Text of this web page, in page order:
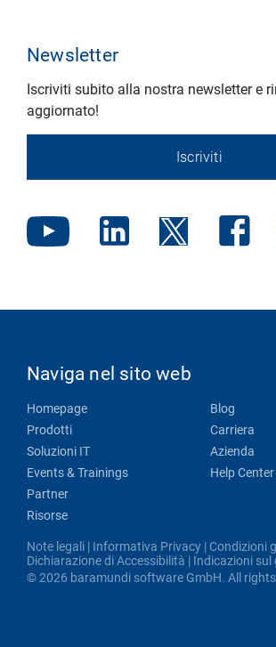
Newsletter
Iscriviti subito alla nostra newsletter e
aggiornato!
Iscriviti
Naviga nel sito web
Homepage
Prodotti
Soluzioni IT
Events & Trainings
Partner
Risorse
Blog
Carriera
Azienda
Help Center
Note legali | Informativa Privacy | Condizioni
Dichiarazione di Accessibilità | Indicazioni sul
© 2026 baramundi software GmbH. All rights